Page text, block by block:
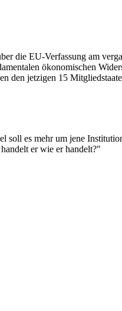
die EU-Verfassung am
ökonomischen
den jetzigen 15
es mehr um jene
er wie er handelt?"